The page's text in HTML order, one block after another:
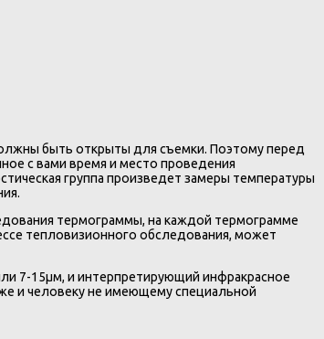
быть открыты для съемки. Поэтому перед
с вами время и место проведения
группа произведет замеры температуры
термограммы, на каждой термограмме
тепловизионного обследования, может
7-15µм, и интерпретирующий инфракрасное
и человеку не имеющему специальной